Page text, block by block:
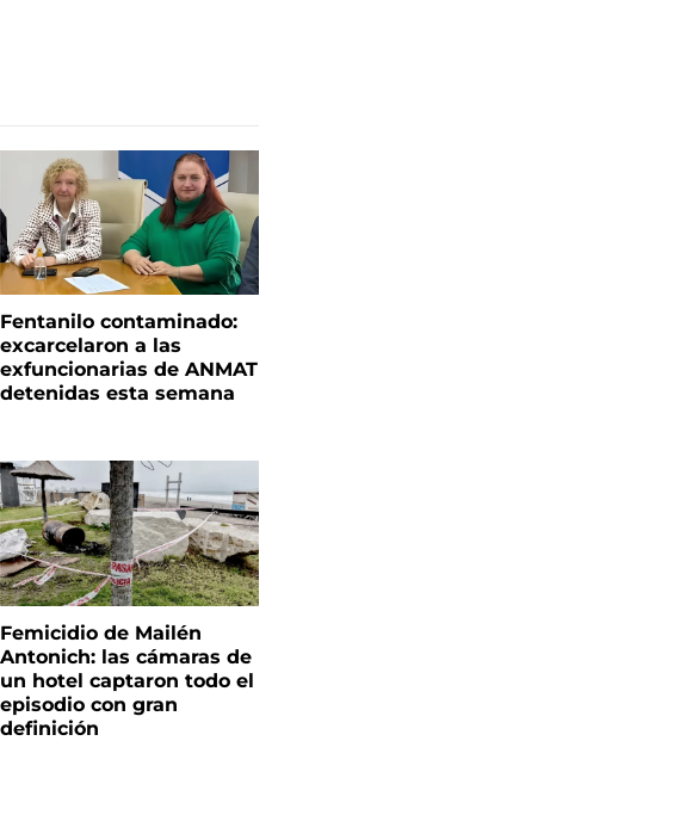
Fentanilo contaminado:
excarcelaron a las
exfuncionarias de ANMAT
detenidas esta semana
Femicidio de Mailén
Antonich: las cámaras de
un hotel captaron todo el
episodio con gran
definición